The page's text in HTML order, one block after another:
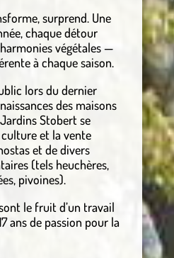
surprend. Une
chaque détour
végétales —
à chaque saison.
lors du dernier
des maisons
Stobert se
et la vente
et de divers
(tels heuchères,
pivoines).
le fruit d’un travail
ans de passion pour la